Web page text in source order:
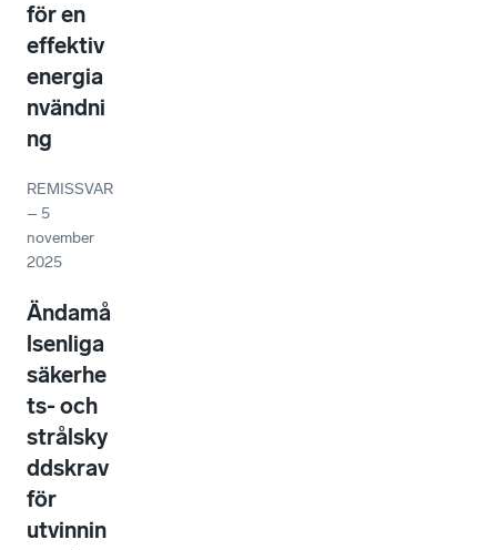
för en
effektiv
energia
nvändni
ng
REMISSVAR
–5
november
2025
Ändamå
lsenliga
säkerhe
ts- och
strålsky
ddskrav
för
utvinnin